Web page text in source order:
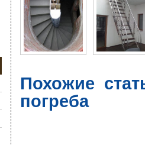
Похожие
погреба